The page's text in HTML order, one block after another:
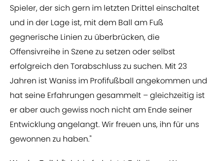
Spieler, der sich gern im letzten Drittel einschaltet
und in der Lage ist, mit dem Ball am Fuß
gegnerische Linien zu überbrücken, die
Offensivreihe in Szene zu setzen oder selbst
erfolgreich den Torabschluss zu suchen. Mit 23
Jahren ist Waniss im Profifußball angekommen und
hat seine Erfahrungen gesammelt – gleichzeitig ist
er aber auch gewiss noch nicht am Ende seiner
Entwicklung angelangt. Wir freuen uns, ihn für uns
gewonnen zu haben."